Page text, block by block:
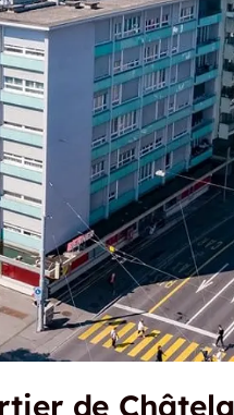
dans le quartier de
de